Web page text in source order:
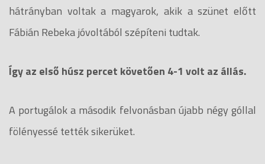
hátrányban voltak a magyarok, akik a szünet előtt
Fábián Rebeka jóvoltából szépíteni tudtak.
Így az első húsz percet követően 4-1 volt az állás.
A portugálok a második felvonásban újabb négy góllal
fölényessé tették sikerüket.